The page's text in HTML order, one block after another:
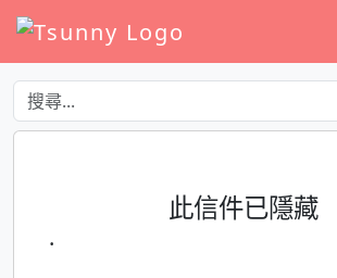
此信件已隱藏
·